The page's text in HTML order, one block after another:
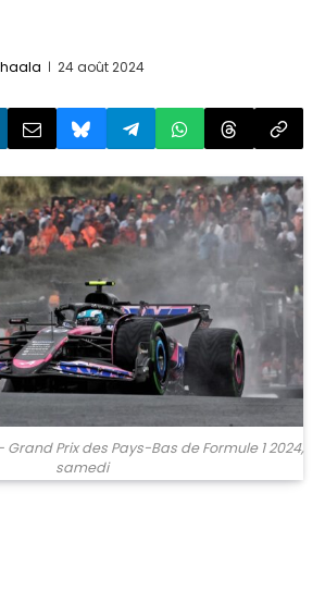
24 août 2024
Grand Prix des Pays-Bas de Formule 1 2024,
samedi